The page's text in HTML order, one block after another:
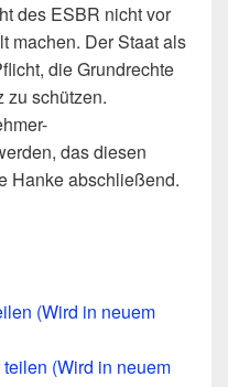
des ESBR nicht vor
machen. Der Staat als
die Grundrechte
zu schützen.
das diesen
Hanke abschließend.
(Wird in neuem
(Wird in neuem